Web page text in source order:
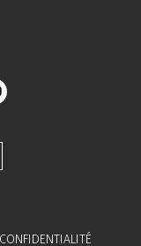
FacebookInstagram
le compte Linkedin
vers la chaîne